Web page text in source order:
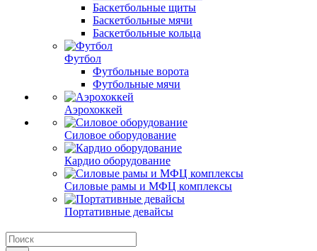
Баскетбольные щиты
Баскетбольные мячи
Баскетбольные кольца
Футбол
Футбольные ворота
Футбольные мячи
Аэрохоккей
Силовое оборудование
Кардио оборудование
Силовые рамы и МФЦ комплексы
Портативные девайсы